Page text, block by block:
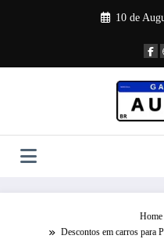
10 de
Home
Descontos em carros para